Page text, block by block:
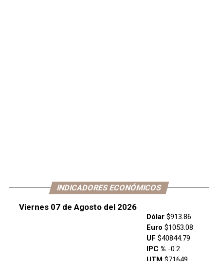
INDICADORES ECONÓMICOS
Viernes 07 de Agosto del 2026
Dólar$913.86
Euro $1053.08
UF $40844.79
IPC % -0.2